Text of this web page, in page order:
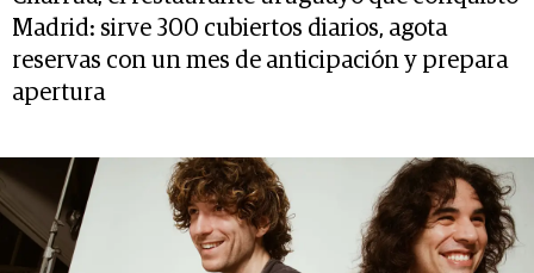
Madrid: sirve 300 cubiertos diarios, agota
reservas con un mes de anticipación y prepara
apertura